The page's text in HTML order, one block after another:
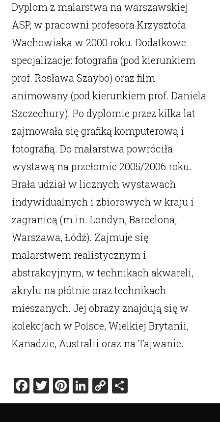
Dyplom z malarstwa na warszawskiej
ASP, w pracowni profesora Krzysztofa
Wachowiaka w 2000 roku. Dodatkowe
specjalizacje: fotografia (pod kierunkiem
prof. Rosława Szaybo) oraz film
animowany (pod kierunkiem prof. Daniela
Szczechury). Po dyplomie przez kilka lat
zajmowała się grafiką komputerową i
fotografią. Do malarstwa powróciła
wystawą na przełomie 2005/2006 roku.
Brała udział w licznych wystawach
indywidualnych i zbiorowych w kraju i
zagranicą (m.in. Londyn, Barcelona,
Warszawa, Łódź). Zajmuje się
malarstwem realistycznym i
abstrakcyjnym, w technikach akwareli,
akrylu na płótnie oraz technikach
mieszanych. Jej obrazy znajdują się w
kolekcjach w Polsce, Wielkiej Brytanii,
Kanadzie, Australii oraz na Tajwanie.
Facebook
Twitter
Pinterest
LinkedIn
Copy
Link
Share